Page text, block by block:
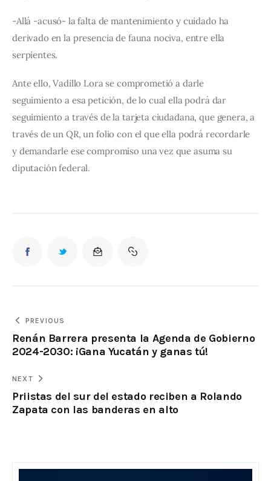
-Allá -acusó- la falta de mantenimiento y cuidado ha
derivado en la presencia de fauna nociva, entre ella
serpientes.
Ante ello, Vadillo Lora se comprometió a darle
seguimiento a esa petición, de lo cual ella podrá dar
seguimiento a través de la tarjeta ciudadana, que genera, a
través de un QR, un folio con el que ella podrá recordarle
y demandarle ese compromiso una vez que asuma su
diputación federal.
PREVIOUS
Renán Barrera presenta la Agenda de Gobierno
2024-2030: ¡Gana Yucatán y ganas tú!
NEXT
Priistas del sur del estado reciben a Rolando
Zapata con las banderas en alto